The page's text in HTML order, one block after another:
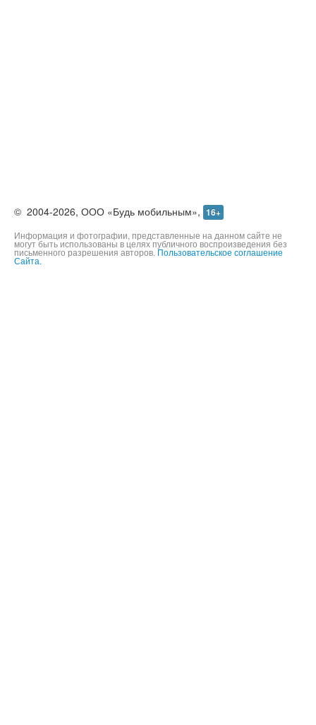
©2004-2026,ООО «Будь мобильным», 16+
Информация и фотографии, представленные на данном сайте не
могут быть использованы в целях публичного воспроизведения без